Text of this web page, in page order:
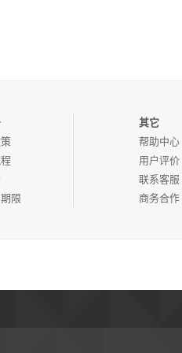
限
其它
帮助中心
用户评价
联系客服
商务合作